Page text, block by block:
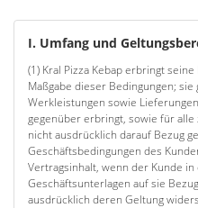
I. Umfang und
(1) Kral Pizza Kebap erbringt
Maßgabe dieser Bedingungen;
Werkleistungen sowie
gegenüber erbringt, sowie für
nicht ausdrücklich darauf Bezug
Geschäftsbedingungen des
Vertragsinhalt, wenn der Kunde
Geschäftsunterlagen auf sie
ausdrücklich deren Geltung